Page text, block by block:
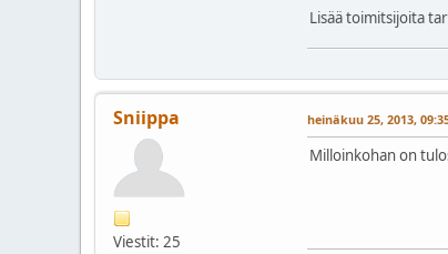
Lisää toimitsijoita
Sniippa
Viestit: 25
heinäkuu 25, 2013,
Milloinkohan on